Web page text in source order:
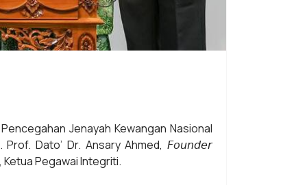
Jenayah Kewangan Nasional
Dato’ Dr. Ansary Ahmed, 𝘍𝘰𝘶𝘯𝘥𝘦𝘳
Ketua Pegawai Integriti.